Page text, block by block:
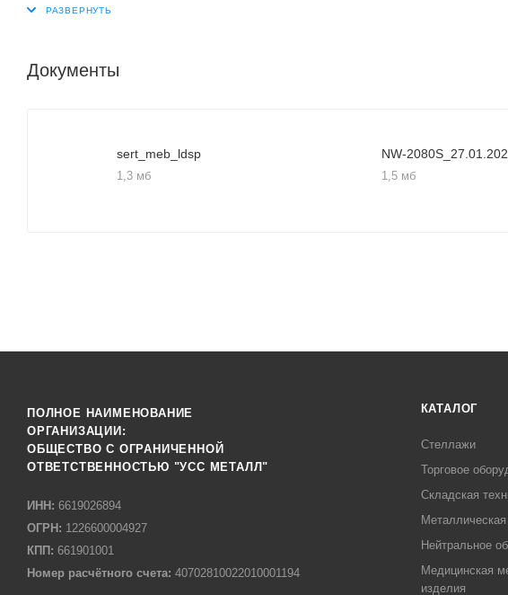
Документы
sert_meb_ldsp
1,3 мб
NW-
1,5 мб
ПОЛНОЕ НАИМЕНОВАНИЕ
ОРГАНИЗАЦИИ:
ОБЩЕСТВО С ОГРАНИЧЕННОЙ
ОТВЕТСТВЕННОСТЬЮ "УСС МЕТАЛЛ"
ИНН: 6619026894
ОГРН: 1226600004927
КПП: 661901001
Номер расчётного счета: 40702810022010001194
КАТАЛОГ
Стеллажи
Торговое
Складская
Нейтральное
Медицинская
изделия